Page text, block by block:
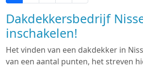
Dakdekkersbedrijf
inschakelen!
Het vinden van een dakdekker in
van een aantal punten, het streven